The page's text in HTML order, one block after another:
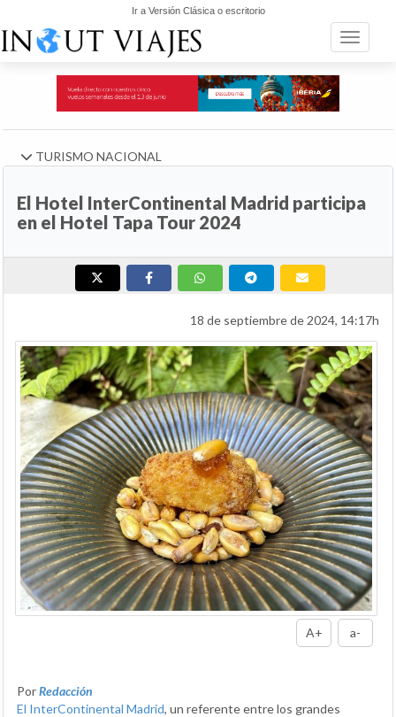
Ir a Versión Clásica o escritorio
Toggle
TURISMO NACIONAL
El Hotel InterContinental Madrid participa
en el Hotel Tapa Tour 2024
18 de septiembre de 2024, 14:17h
A+ a-
PorRedacción
El InterContinental Madrid, un referente entre los grandes